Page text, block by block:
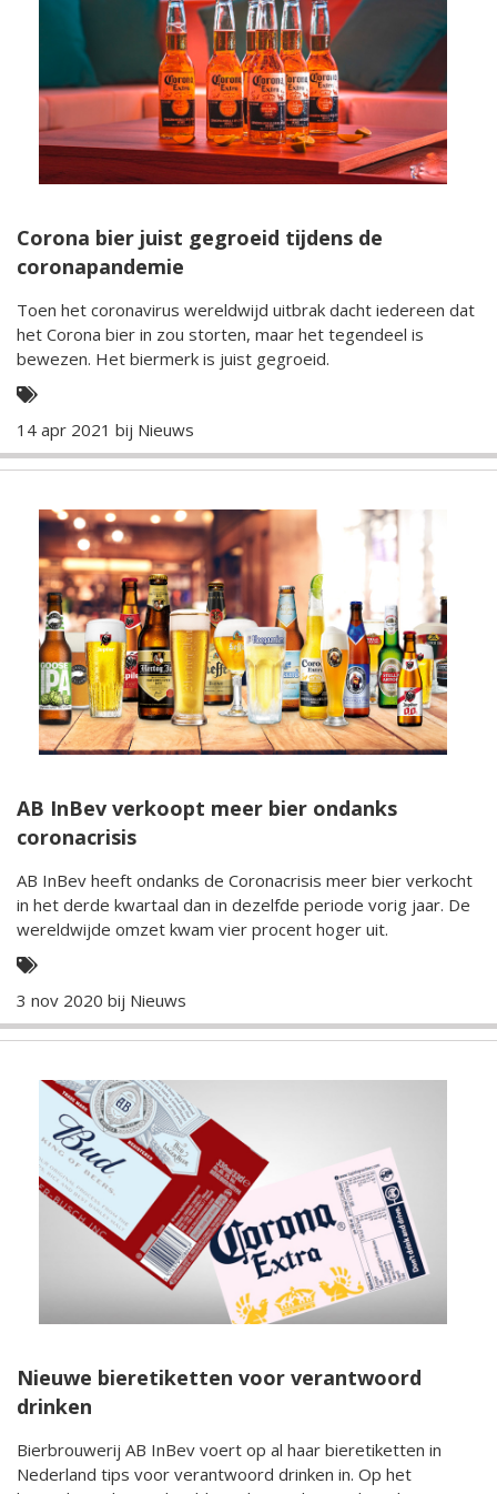
Corona bier juist gegroeid tijdens de
coronapandemie
Toen het coronavirus wereldwijd uitbrak dacht iedereen dat
het Corona bier in zou storten, maar het tegendeel is
bewezen. Het biermerk is juist gegroeid.
14 apr 2021 bij Nieuws
AB InBev verkoopt meer bier ondanks
coronacrisis
AB InBev heeft ondanks de Coronacrisis meer bier verkocht
in het derde kwartaal dan in dezelfde periode vorig jaar. De
wereldwijde omzet kwam vier procent hoger uit.
3 nov 2020 bij Nieuws
Nieuwe bieretiketten voor verantwoord
drinken
Bierbrouwerij AB InBev voert op al haar bieretiketten in
Nederland tips voor verantwoord drinken in. Op het